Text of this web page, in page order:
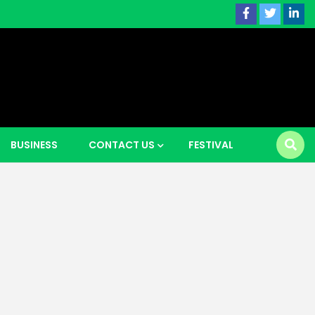
|
BUSINESS CONTACT US FESTIVAL